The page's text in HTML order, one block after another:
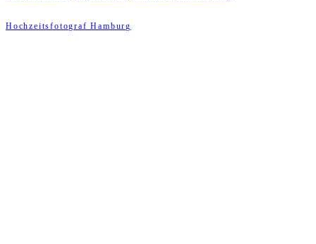
Hochzeitsfotograf Hamburg